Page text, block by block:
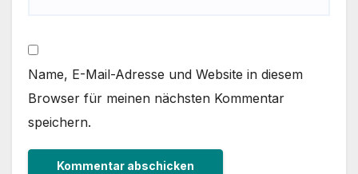
Name, E-Mail-Adresse und Website in diesem
Browser für meinen nächsten Kommentar
speichern.